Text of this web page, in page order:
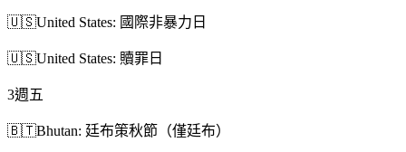
🇺🇸United States: 國際非暴力日
🇺🇸United States: 贖罪日
3週五
🇧🇹Bhutan: 廷布策秋節（僅廷布）